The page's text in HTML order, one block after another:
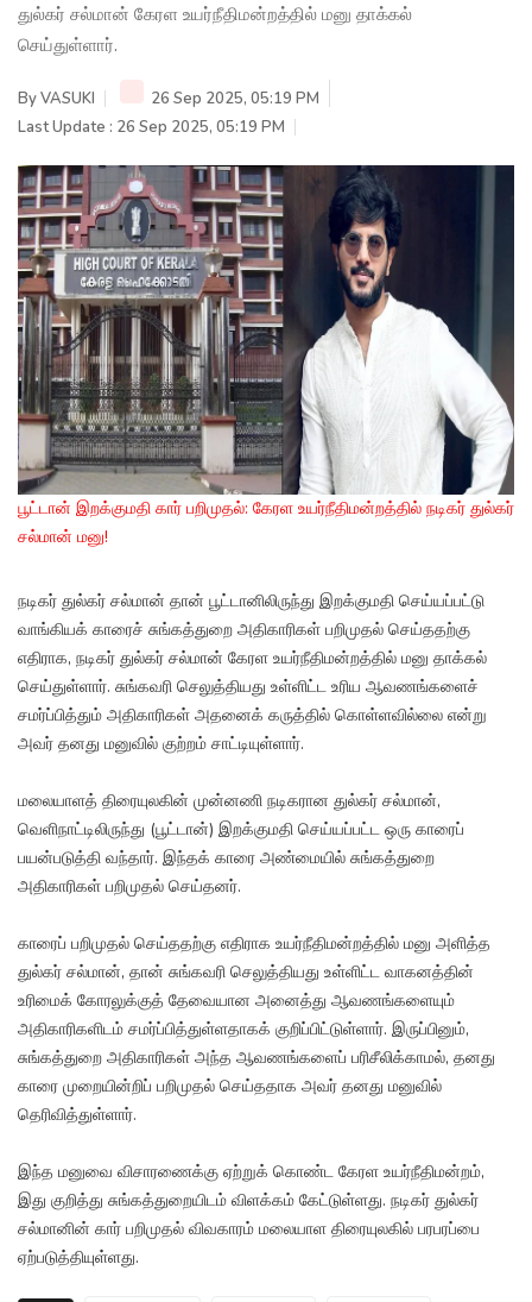
துல்கர் சல்மான் கேரள உயர்நீதிமன்றத்தில் மனு தாக்கல்
செய்துள்ளார்.
ByVASUKI
26 Sep 2025, 05:19 PM
Last Update : 26 Sep 2025, 05:19 PM
பூட்டான் இறக்குமதி கார் பறிமுதல்: கேரள உயர்நீதிமன்றத்தில் நடிகர் துல்கர்
சல்மான் மனு!
நடிகர் துல்கர் சல்மான் தான் பூட்டானிலிருந்து இறக்குமதி செய்யப்பட்டு
வாங்கியக் காரைச் சுங்கத்துறை அதிகாரிகள் பறிமுதல் செய்ததற்கு
எதிராக, நடிகர் துல்கர் சல்மான் கேரள உயர்நீதிமன்றத்தில் மனு தாக்கல்
செய்துள்ளார். சுங்கவரி செலுத்தியது உள்ளிட்ட உரிய ஆவணங்களைச்
சமர்ப்பித்தும் அதிகாரிகள் அதனைக் கருத்தில் கொள்ளவில்லை என்று
அவர் தனது மனுவில் குற்றம் சாட்டியுள்ளார்.
மலையாளத் திரையுலகின் முன்னணி நடிகரான துல்கர் சல்மான்,
வெளிநாட்டிலிருந்து (பூட்டான்) இறக்குமதி செய்யப்பட்ட ஒரு காரைப்
பயன்படுத்தி வந்தார். இந்தக் காரை அண்மையில் சுங்கத்துறை
அதிகாரிகள் பறிமுதல் செய்தனர்.
காரைப் பறிமுதல் செய்ததற்கு எதிராக உயர்நீதிமன்றத்தில் மனு அளித்த
துல்கர் சல்மான், தான் சுங்கவரி செலுத்தியது உள்ளிட்ட வாகனத்தின்
உரிமைக் கோரலுக்குத் தேவையான அனைத்து ஆவணங்களையும்
அதிகாரிகளிடம் சமர்ப்பித்துள்ளதாகக் குறிப்பிட்டுள்ளார். இருப்பினும்,
சுங்கத்துறை அதிகாரிகள் அந்த ஆவணங்களைப் பரிசீலிக்காமல், தனது
காரை முறையின்றிப் பறிமுதல் செய்ததாக அவர் தனது மனுவில்
தெரிவித்துள்ளார்.
இந்த மனுவை விசாரணைக்கு ஏற்றுக் கொண்ட கேரள உயர்நீதிமன்றம்,
இது குறித்து சுங்கத்துறையிடம் விளக்கம் கேட்டுள்ளது. நடிகர் துல்கர்
சல்மானின் கார் பறிமுதல் விவகாரம் மலையாள திரையுலகில் பரபரப்பை
ஏற்படுத்தியுள்ளது.